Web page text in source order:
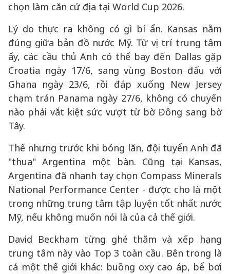
chọn làm căn cứ địa tại World Cup 2026.
Lý do thực ra không có gì bí ẩn. Kansas nằm
đúng giữa bản đồ nước Mỹ. Từ vị trí trung tâm
ấy, các cầu thủ Anh có thể bay đến Dallas gặp
Croatia ngày 17/6, sang vùng Boston đấu với
Ghana ngày 23/6, rồi đáp xuống New Jersey
chạm trán Panama ngày 27/6, không có chuyến
nào phải vắt kiệt sức vượt từ bờ Đông sang bờ
Tây.
Thế nhưng trước khi bóng lăn, đội tuyển Anh đã
"thua" Argentina một bàn. Cũng tại Kansas,
Argentina đã nhanh tay chọn Compass Minerals
National Performance Center - được cho là một
trong những trung tâm tập luyện tốt nhất nước
Mỹ, nếu không muốn nói là của cả thế giới.
David Beckham từng ghé thăm và xếp hạng
trung tâm này vào Top 3 toàn cầu. Bên trong là
cả một thế giới khác: buồng oxy cao áp, bể bơi